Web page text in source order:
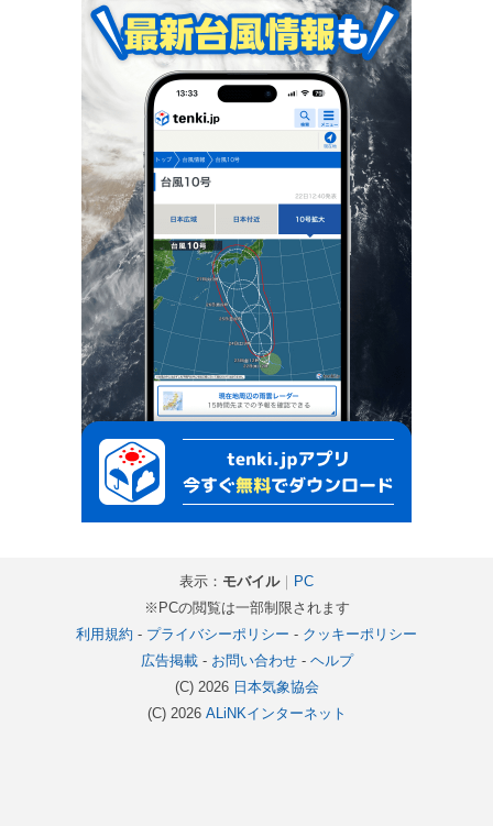
表示： モバイル｜
PC
※PCの閲覧は一部制限されます
利用規約 - プライバシーポリシー - クッキーポリシー
広告掲載- お問い合わせ- ヘルプ
(C) 2026 日本気象協会
(C) 2026 ALiNKインターネット